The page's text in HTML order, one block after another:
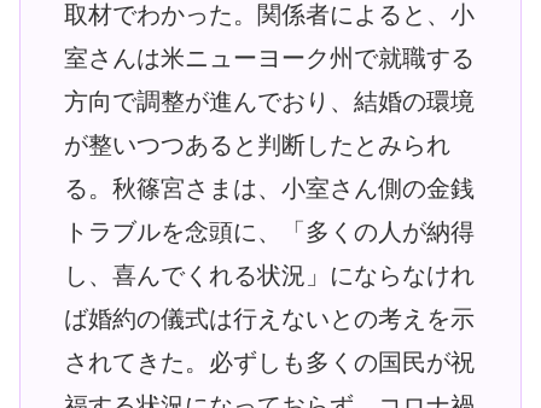
取材でわかった。関係者によると、小
室さんは米ニューヨーク州で就職する
方向で調整が進んでおり、結婚の環境
が整いつつあると判断したとみられ
る。秋篠宮さまは、小室さん側の金銭
トラブルを念頭に、「多くの人が納得
し、喜んでくれる状況」にならなけれ
ば婚約の儀式は行えないとの考えを示
されてきた。必ずしも多くの国民が祝